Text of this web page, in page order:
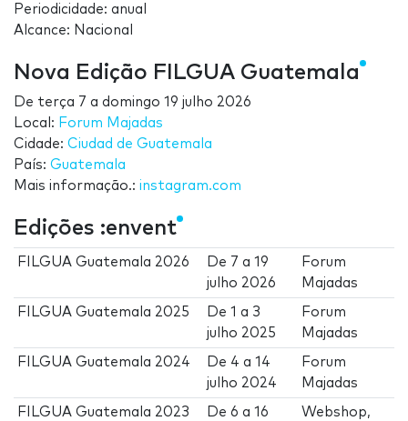
Periodicidade: anual
Alcance: Nacional
Nova Edição FILGUA Guatemala
De terça 7 a domingo 19 julho 2026
Local: Forum Majadas
Cidade: Ciudad de Guatemala
País: Guatemala
Mais informação.: instagram.com
Edições :envent
FILGUA Guatemala 2026 De 7 a19
julho 2026
Forum
Majadas
FILGUA Guatemala 2025 De1 a 3
julho 2025
Forum
Majadas
FILGUA Guatemala 2024 De 4 a14
julho 2024
Forum
Majadas
FILGUA Guatemala 2023 De6 a16
Webshop,